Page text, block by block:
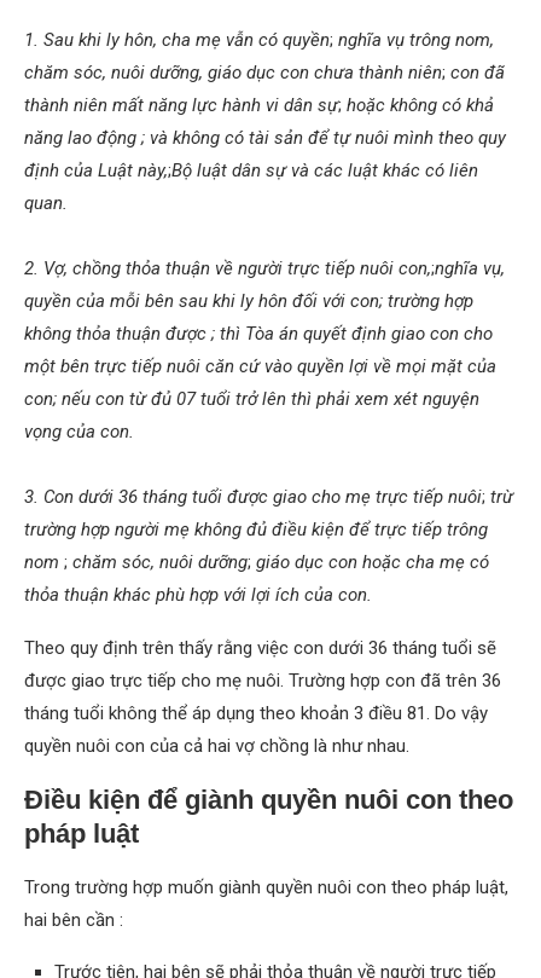
1. Sau khi ly hôn, cha mẹ vẫn có quyền; nghĩa vụ trông nom,
chăm sóc, nuôi dưỡng, giáo dục con chưa thành niên; con đã
thành niên mất năng lực hành vi dân sự; hoặc không có khả
năng lao động ; và không có tài sản để tự nuôi mình theo quy
định của Luật này,;Bộ luật dân sự và các luật khác có liên
quan.
2. Vợ, chồng thỏa thuận về người trực tiếp nuôi con,;nghĩa vụ,
quyền của mỗi bên sau khi ly hôn đối với con; trường hợp
không thỏa thuận được ; thì Tòa án quyết định giao con cho
một bên trực tiếp nuôi căn cứ vào quyền lợi về mọi mặt của
con; nếu con từ đủ 07 tuổi trở lên thì phải xem xét nguyện
vọng của con.
3. Con dưới 36 tháng tuổi được giao cho mẹ trực tiếp nuôi; trừ
trường hợp người mẹ không đủ điều kiện để trực tiếp trông
nom ; chăm sóc, nuôi dưỡng; giáo dục con hoặc cha mẹ có
thỏa thuận khác phù hợp với lợi ích của con.
Theo quy định trên thấy rằng việc con dưới 36 tháng tuổi sẽ
được giao trực tiếp cho mẹ nuôi. Trường hợp con đã trên 36
tháng tuổi không thể áp dụng theo khoản 3 điều 81. Do vậy
quyền nuôi con của cả hai vợ chồng là như nhau.
Điều kiện để giành quyền nuôi con theo
pháp luật
Trong trường hợp muốn giành quyền nuôi con theo pháp luật,
hai bên cần :
Trước tiên, hai bên sẽ phải thỏa thuận về người trực tiếp